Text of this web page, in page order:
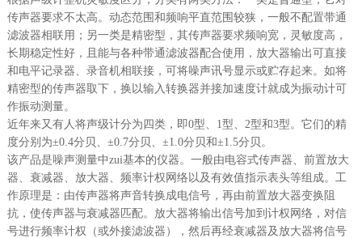
传声器要求不太高。动态范围和频响平直范围较狭，一般不配置带通
滤波器相联用；另一类是精密型，其传声器要求频响宽，灵敏度高，
长期稳定性好，且能与各种带通滤波器配合使用，放大器输出可直接
和电平记录器、录音机相联接，可将噪声讯号显示或贮存起来。如将
精密型的传声器取下，换以输入转换器并接加速度计就成为振动计可
作振动测量。
近年来又有人将声级计分为四类，即0型、1型、2型和3型。它们的精
度分别为±0.4分贝、±0.7分贝、±1.0分贝和±1.5分贝。
该产品是噪声测量中zui基本的仪器。一般由电容式传声器、前置放大
器、衰减器、放大器、频率计权网络以及有效值指示表头等组成。工
作原理是：由传声器将声音转换成电信号，再由前置放大器变换阻
抗，使传声器与衰减器匹配。放大器将输出信号加到计权网络，对信
号进行频率计权（或外接滤波器），然后再经衰减器及放大器将信号